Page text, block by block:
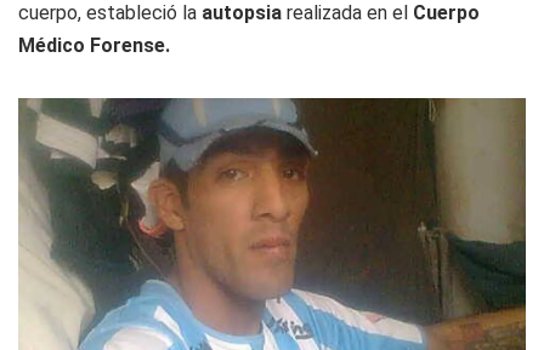
cuerpo, estableció la autopsia realizada en el Cuerpo
Médico Forense.